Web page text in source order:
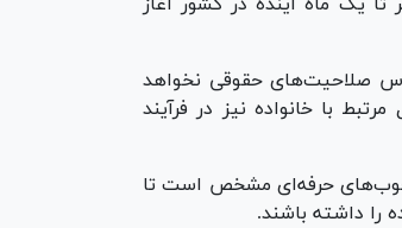
صلاحیت‌های حقوقی نخواهد
با خانواده نیز در فرآیند
حرفه‌ای مشخص است تا
را داشته باشند.